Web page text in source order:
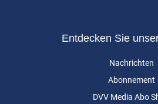
Entdecken Sie
Nachrichten
Abonnement
DVV Media Abo